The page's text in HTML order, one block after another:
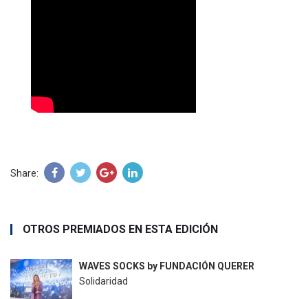
Share:
OTROS PREMIADOS EN ESTA EDICIÓN
WAVES SOCKS by FUNDACIÓN QUERER
Solidaridad